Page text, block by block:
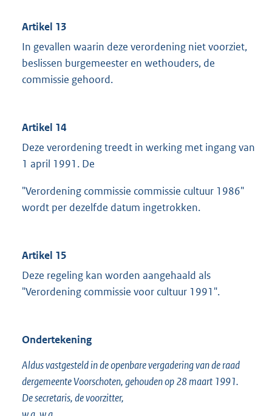
Artikel 13
In gevallen waarin deze verordening niet voorziet,
beslissen burgemeester en wethouders, de
commissie gehoord.
Artikel 14
Deze verordening treedt in werking met ingang van
1 april 1991. De
"Verordening commissie commissie cultuur 1986"
wordt per dezelfde datum ingetrokken.
Artikel 15
Deze regeling kan worden aangehaald als
"Verordening commissie voor cultuur 1991".
Ondertekening
Aldus vastgesteld in de openbare vergadering van de raad
dergemeente Voorschoten, gehouden op 28 maart 1991.
De secretaris, de voorzitter,